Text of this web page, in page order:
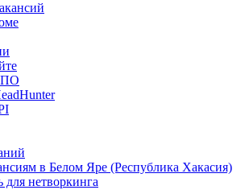
ПО
в Белом Яре (Республика Хакасия)
для нетворкинга